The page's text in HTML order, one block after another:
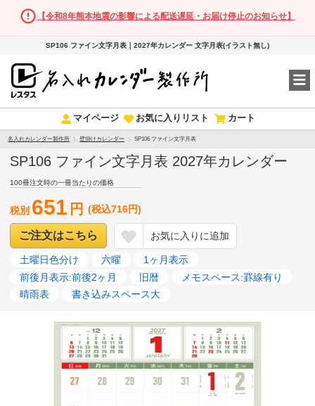
【令和8年熊本地震の影響による配送遅延・お届け停止のお知らせ】
SP106 ファイン文字月表｜2027年カレンダー 文字月表(イラスト無し)
マイページ お気に入りリスト カート
名入れカレンダー製作所 壁掛けカレンダー SP106 ファイン文字月表
SP106 ファイン文字月表 2027年カレンダー
100冊注文時の一冊当たりの価格
税別 651 円 (税込716円)
ご注文はこちら お気に入りに追加
土曜日色分け 六曜
1ヶ月表示
前後月表示:前後2ヶ月
旧暦
メモスペース:罫線有り
晴雨表
書き込みスペース大